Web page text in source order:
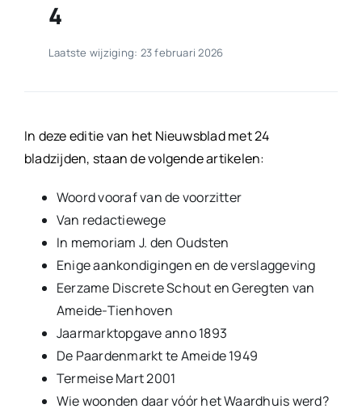
4
Laatste wijziging: 23 februari 2026
In deze editie van het Nieuwsblad met 24
bladzijden, staan de volgende artikelen:
Woord vooraf van de voorzitter
Van redactiewege
In memoriam J. den Oudsten
Enige aankondigingen en de verslaggeving
Eerzame Discrete Schout en Geregten van
Ameide-Tienhoven
Jaarmarktopgave anno 1893
De Paardenmarkt te Ameide 1949
Termeise Mart 2001
Wie woonden daar vóór het Waardhuis werd?